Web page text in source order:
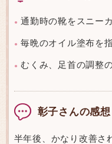
● 通勤時の靴をスニー
● 毎晩のオイル塗布を
● むくみ、足首の調整
彰子さんの感想
半年後、かなり改善さ